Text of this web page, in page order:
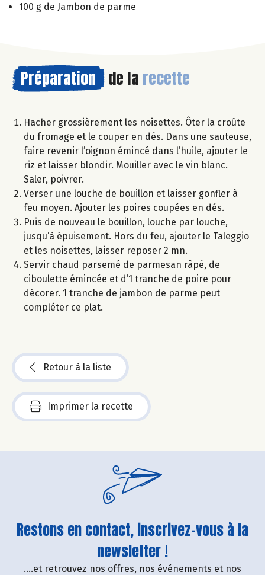
100 g de Jambon de parme
Préparation de la recette
Hacher grossièrement les noisettes. Ôter la croûte
du fromage et le couper en dés. Dans une sauteuse,
faire revenir l’oignon émincé dans l’huile, ajouter le
riz et laisser blondir. Mouiller avec le vin blanc.
Saler, poivrer.
Verser une louche de bouillon et laisser gonfler à
feu moyen. Ajouter les poires coupées en dés.
Puis de nouveau le bouillon, louche par louche,
jusqu’à épuisement. Hors du feu, ajouter le Taleggio
et les noisettes, laisser reposer 2 mn.
Servir chaud parsemé de parmesan râpé, de
ciboulette émincée et d’1 tranche de poire pour
décorer. 1 tranche de jambon de parme peut
compléter ce plat.
Retour à la liste
Imprimer la recette
Restons en contact, inscrivez-vous à la
newsletter !
....et retrouvez nos offres, nos événements et nos